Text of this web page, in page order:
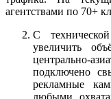
агентствами по 70+
С
увеличить
центрально-
подключено
рекламные
любыми